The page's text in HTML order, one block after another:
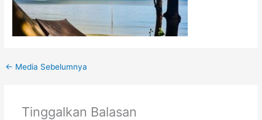
← Media Sebelumnya
Tinggalkan Balasan